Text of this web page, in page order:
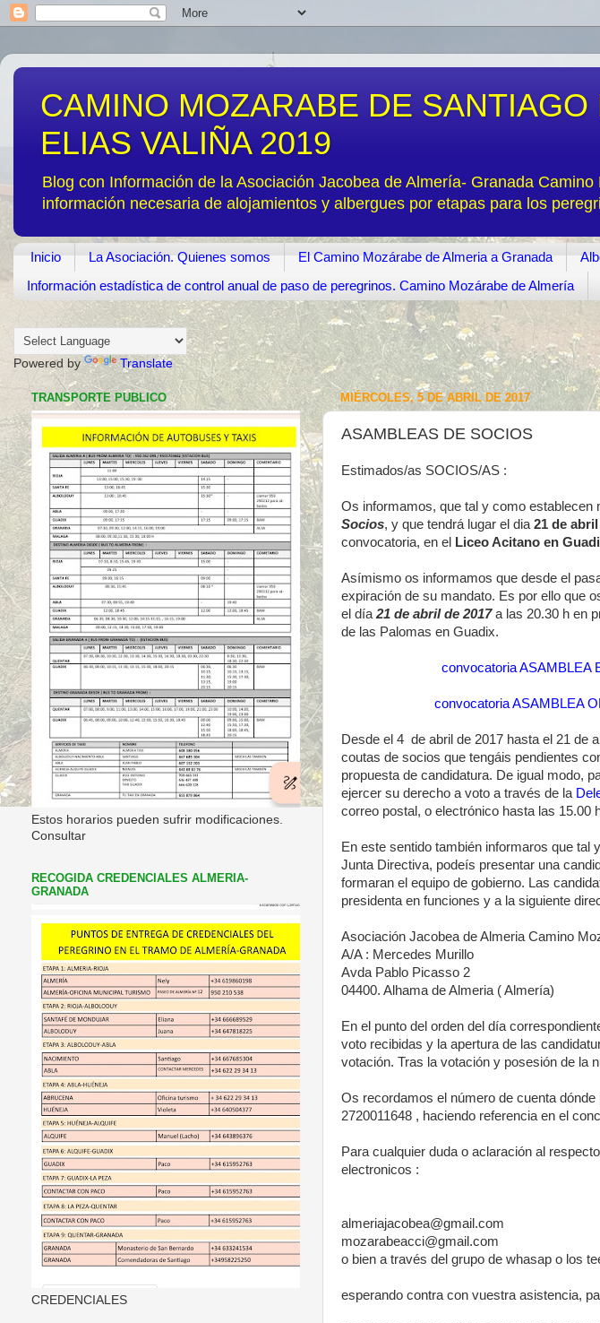
CAMINO MOZARABE DE
ELIAS VALIÑA 2019
Blog con Información de la Asociación Jacobea de Almería- Granada
información necesaria de alojamientos y albergues por etapas para los
Inicio La Asociación. Quienes somos El Camino Mozárabe de Almeria a Granada
Información estadística de control anual de paso de peregrinos. Camino Mozárabe de Almería
Powered by Translate
MIÉRCOLES, 5 DE ABRIL DE 2017
ASAMBLEAS DE SOCIOS
Estimados/as SOCIOS/AS :
Os informamos, que tal y como
Socios, y que tendrá lugar el dia 21 de
convocatoria, en el
Liceo Acitano en
Asímismo os informamos que desde el
expiración de su mandato. Es por ello que
el día 21 de abril de 2017a las 20.30 h en
de las Palomas en Guadix.
convocatoria ASAMBLEA
convocatoria ASAMBLEA
Desde el 4 de abril de 2017 hasta el 21 de
coutas de socios que tengáis pendientes
propuesta de candidatura. De igual modo,
ejercer su derecho a voto a través de la
correo postal, o electrónico hasta las 15.00
En este sentido también informaros que
Junta Directiva, podeís presentar una
formaran el equipo de gobierno. Las
presidenta en funciones y a la siguiente
Asociación Jacobea de Almeria Camino
A/A : Mercedes Murillo
Avda Pablo Picasso 2
04400. Alhama de Almeria ( Almería)
En el punto del orden del día
voto recibidas y la apertura de las
votación. Tras la votación y posesión de la
Os recordamos el número de cuenta
2720011648 , haciendo referencia en el
Para cualquier duda o aclaración al
electronicos :
almeriajacobea@gmail.com
mozarabeacci@gmail.com
o bien a través del grupo de whasap o los
esperando contra con vuestra asistencia,
TRANSPORTE PUBLICO
Estos horarios pueden sufrir modificaciones.
Consultar
RECOGIDA CREDENCIALES ALMERIA-
GRANADA
CREDENCIALES